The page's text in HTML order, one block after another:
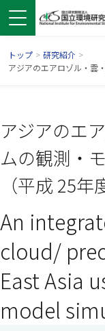
ウで開きます）
ンドウで開きます
ウインドウで開き
トップ > 研究紹介 >
アジアのエアロゾル・雲
アジアのエ
ムの観測・
（平成 25年
An
cloud/
East Asia
model